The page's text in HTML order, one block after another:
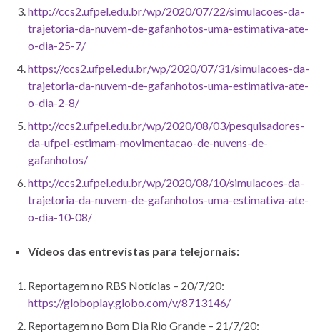
http://ccs2.ufpel.edu.br/wp/2020/07/22/simulacoes-da-
trajetoria-da-nuvem-de-gafanhotos-uma-estimativa-ate-
o-dia-25-7/
https://ccs2.ufpel.edu.br/wp/2020/07/31/simulacoes-da-
trajetoria-da-nuvem-de-gafanhotos-uma-estimativa-ate-
o-dia-2-8/
http://ccs2.ufpel.edu.br/wp/2020/08/03/pesquisadores-
da-ufpel-estimam-movimentacao-de-nuvens-de-
gafanhotos/
http://ccs2.ufpel.edu.br/wp/2020/08/10/simulacoes-da-
trajetoria-da-nuvem-de-gafanhotos-uma-estimativa-ate-
o-dia-10-08/
Vídeos das entrevistas para telejornais:
Reportagem no RBS Notícias – 20/7/20:
https://globoplay.globo.com/v/8713146/
Reportagem no Bom Dia Rio Grande – 21/7/20: